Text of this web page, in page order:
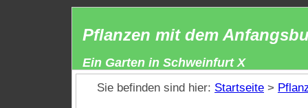
Pflanzen mit dem
Ein Garten in Schweinfurt X
Sie befinden sind hier: Startseite >